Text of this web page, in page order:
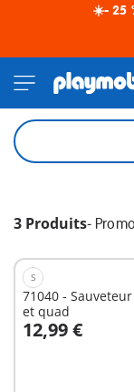
☀️- 25
3 Produits-
S
71040 -
et quad
12,99 €
Au panier